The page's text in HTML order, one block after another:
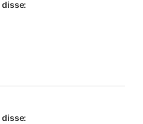
disse:
disse: